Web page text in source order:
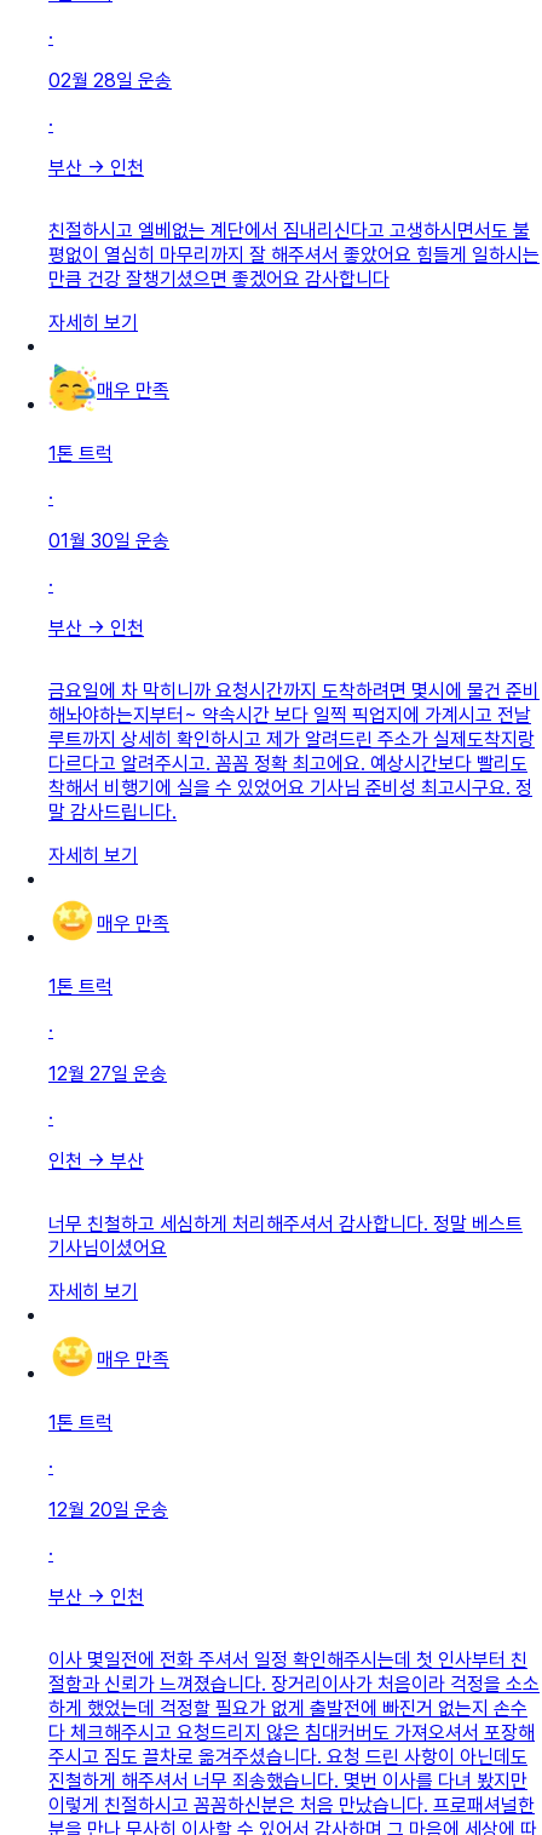
·
02월 28일 운송
·
부산 → 인천
친절하시고 엘베없는 계단에서 짐내리신다고 고생하시면서도 불
평없이 열심히 마무리까지 잘 해주셔서 좋았어요 힘들게 일하시는
만큼 건강 잘챙기셨으면 좋겠어요 감사합니다
자세히 보기
매우 만족
1톤 트럭
·
01월 30일 운송
·
부산 → 인천
금요일에 차 막히니까 요청시간까지 도착하려면 몇시에 물건 준비
해놔야하는지부터~ 약속시간 보다 일찍 픽업지에 가계시고 전날
루트까지 상세히 확인하시고 제가 알려드린 주소가 실제도착지랑
다르다고 알려주시고. 꼼꼼 정확 최고에요. 예상시간보다 빨리도
착해서 비행기에 실을 수 있었어요 기사님 준비성 최고시구요. 정
말 감사드립니다.
자세히 보기
매우 만족
1톤 트럭
·
12월 27일 운송
·
인천 → 부산
너무 친철하고 세심하게 처리해주셔서 감사합니다. 정말 베스트
기사님이셨어요
자세히 보기
매우 만족
1톤 트럭
·
12월 20일 운송
·
부산 → 인천
이사 몇일전에 전화 주셔서 일정 확인해주시는데 첫 인사부터 친
절함과 신뢰가 느껴졌습니다. 장거리이사가 처음이라 걱정을 소소
하게 했었는데 걱정할 필요가 없게 출발전에 빠진거 없는지 손수
다 체크해주시고 요청드리지 않은 침대커버도 가져오셔서 포장해
주시고 짐도 끌차로 옮겨주셨습니다. 요청 드린 사항이 아닌데도
진철하게 해주셔서 너무 죄송했습니다. 몇번 이사를 다녀 봤지만
이렇게 친절하시고 꼼꼼하신분은 처음 만났습니다. 프로패셔널한
분을 만나 무사히 이사할 수 있어서 감사하며 그 마음에 세상에 따